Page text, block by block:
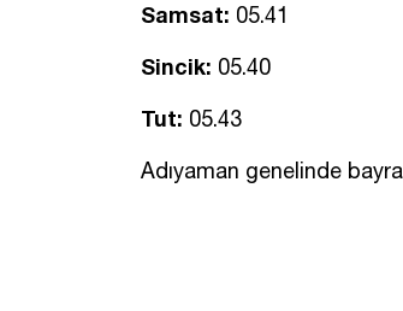
Samsat: 05.41
Sincik: 05.40
Tut: 05.43
Adıyaman genelinde